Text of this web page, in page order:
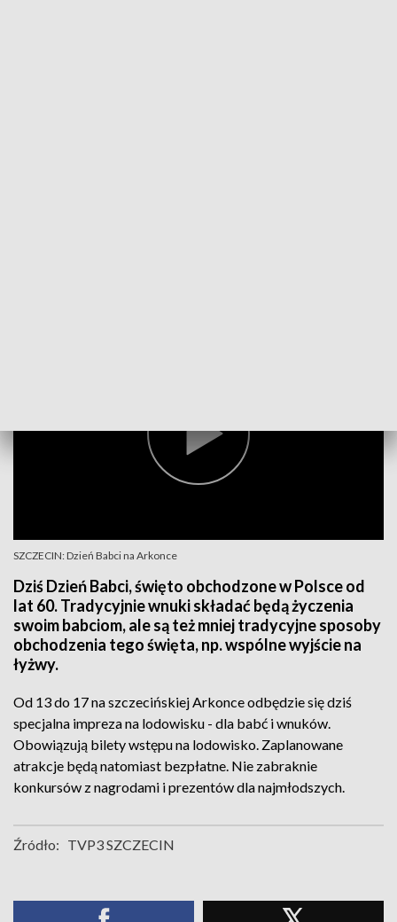
SZCZECIN: Dzień Babci na Arkonce
Dziś Dzień Babci, święto obchodzone w Polsce od
lat 60. Tradycyjnie wnuki składać będą życzenia
swoim babciom, ale są też mniej tradycyjne sposoby
obchodzenia tego święta, np. wspólne wyjście na
łyżwy.
Od 13 do 17 na szczecińskiej Arkonce odbędzie się dziś
specjalna impreza na lodowisku - dla babć i wnuków.
Obowiązują bilety wstępu na lodowisko. Zaplanowane
atrakcje będą natomiast bezpłatne. Nie zabraknie
konkursów z nagrodami i prezentów dla najmłodszych.
Źródło: TVP3 SZCZECIN